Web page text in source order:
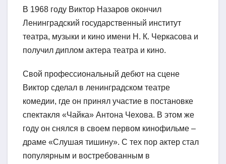
В 1968 году Виктор Назаров окончил
Ленинградский государственный институт
театра, музыки и кино имени Н. К. Черкасова и
получил диплом актера театра и кино.
Свой профессиональный дебют на сцене
Виктор сделал в ленинградском театре
комедии, где он принял участие в постановке
спектакля «Чайка» Антона Чехова. В этом же
году он снялся в своем первом кинофильме –
драме «Слушая тишину». С тех пор актер стал
популярным и востребованным в